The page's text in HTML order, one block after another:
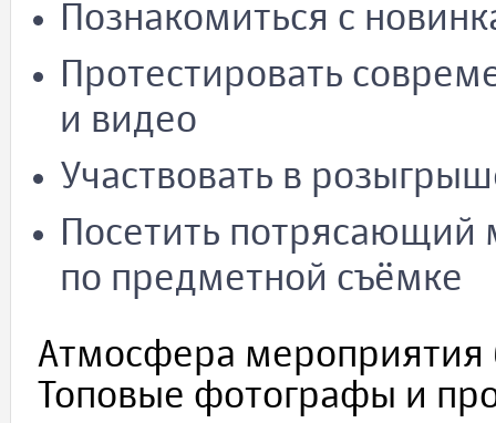
Познакомиться с
Протестировать
и видео
Участвовать в
Посетить потрясающий
по предметной съёмке
Атмосфера мероприятия
Топовые фотографы и